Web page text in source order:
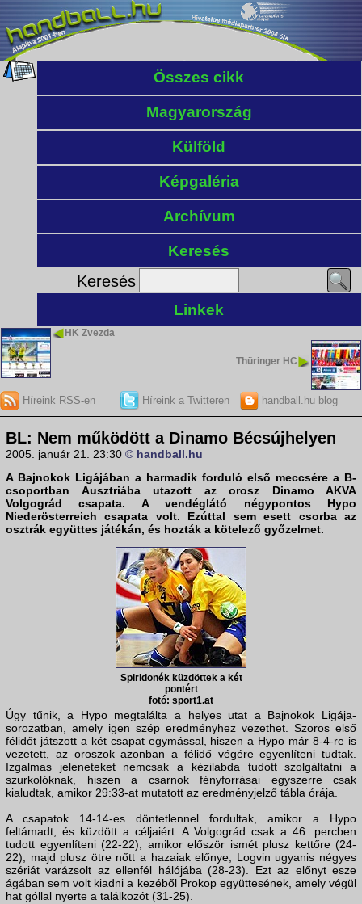
Összes cikk
Magyarország
Külföld
Képgaléria
Archívum
Keresés
Keresés
Linkek
HK Zvezda
Thüringer HC
Híreink RSS-en Híreink a Twitteren handball.hu blog
BL: Nem működött a Dinamo Bécsújhelyen
2005. január 21. 23:30 © handball.hu
A Bajnokok Ligájában a harmadik forduló első meccsére a B-
csoportban Ausztriába utazott az orosz Dinamo AKVA
Volgográd csapata. A vendéglátó négypontos Hypo
Niederösterreich csapata volt. Ezúttal sem esett csorba az
osztrák együttes játékán, és hozták a kötelező győzelmet.
Spiridonék küzdöttek a két
pontért
fotó: sport1.at
Úgy tűnik, a Hypo megtalálta a helyes utat a Bajnokok Ligája-
sorozatban, amely igen szép eredményhez vezethet. Szoros első
félidőt játszott a két csapat egymással, hiszen a Hypo már 8-4-re is
vezetett, az oroszok azonban a félidő végére egyenlíteni tudtak.
Izgalmas jeleneteket nemcsak a kézilabda tudott szolgáltatni a
szurkolóknak, hiszen a csarnok fényforrásai egyszerre csak
kialudtak, amikor 29:33-at mutatott az eredményjelző tábla órája.
A csapatok 14-14-es döntetlennel fordultak, amikor a Hypo
feltámadt, és küzdött a céljaiért. A Volgográd csak a 46. percben
tudott egyenlíteni (22-22), amikor először ismét plusz kettőre (24-
22), majd plusz ötre nőtt a hazaiak előnye, Logvin ugyanis négyes
szériát varázsolt az ellenfél hálójába (28-23). Ezt az előnyt esze
ágában sem volt kiadni a kezéből Prokop együttesének, amely végül
hat góllal nyerte a találkozót (31-25).